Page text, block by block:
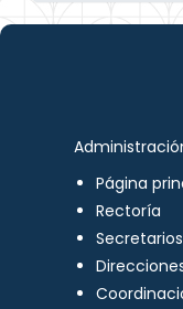
Página
Rectoría
Secretarios